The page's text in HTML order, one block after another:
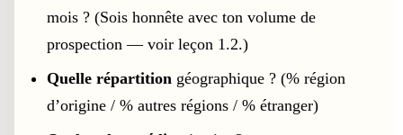
mois ? (Sois honnête avec ton volume de
prospection — voir leçon 1.2.)
Quelle répartition géographique ? (% région
d’origine / % autres régions / % étranger)